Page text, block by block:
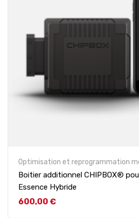
Optimisation et reprogrammation
Boitier additionnel CHIPBOX®
Essence Hybride
Prix
600,00 €